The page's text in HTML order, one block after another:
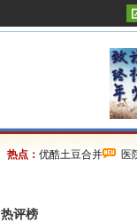
热点： 优酷土豆合并 医
热评榜